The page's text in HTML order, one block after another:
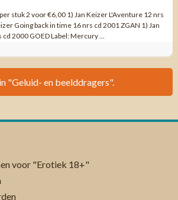
stuk 2 voor €6,00 1) Jan Keizer L'Aventure 12 nrs
Going back in time 16 nrs cd 2001 ZGAN 1) Jan
2000 GOED Label: Mercury ...
"Geluid- en beelddragers".
voor "Erotiek 18+"